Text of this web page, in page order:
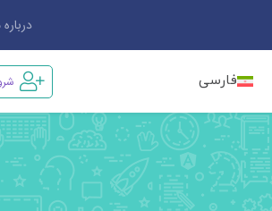
درباره
فارسی